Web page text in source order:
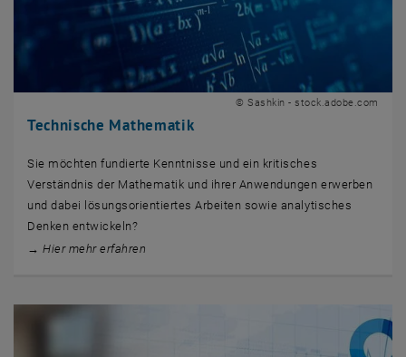
Technische Mathematik
© Sashkin - stock.adobe.com
Sie möchten fundierte Kenntnisse und ein kritisches
Verständnis der Mathematik und ihrer Anwendungen erwerben
und dabei lösungsorientiertes Arbeiten sowie analytisches
Denken entwickeln?
→ Hier mehr erfahren